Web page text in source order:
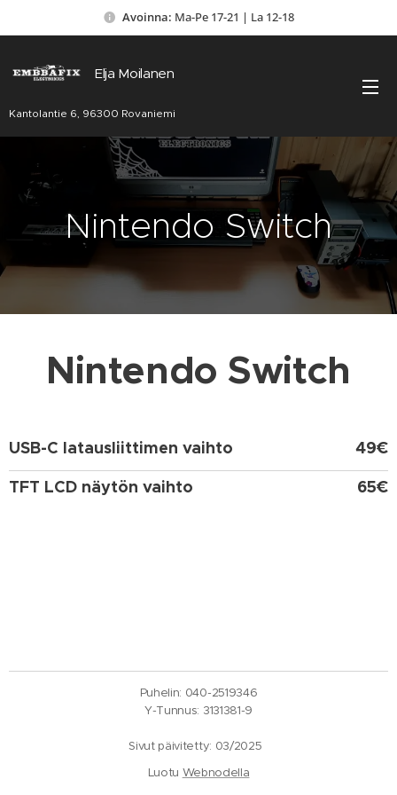
Avoinna: Ma-Pe 17-21 | La 12-18
Elja Moilanen
Kantolantie 6, 96300 Rovaniemi
Nintendo Switch
Nintendo Switch
USB-C latausliittimen vaihto
49€
TFT LCD näytön vaihto
65€
Puhelin: 040-2519346
Y-Tunnus: 3131381-9
Sivut päivitetty: 03/2025
Luotu Webnodella